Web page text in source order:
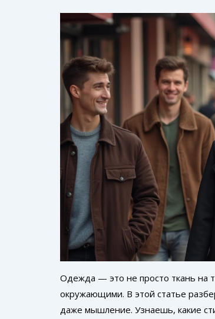
Одежда — это не просто ткань на
окружающими. В этой статье
даже мышление. Узнаешь, какие